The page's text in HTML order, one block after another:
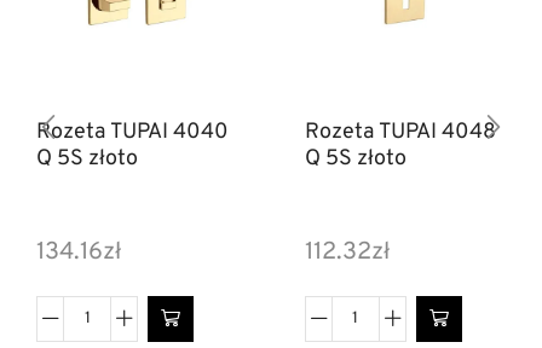
Rozeta TUPAI 4040
Q 5S złoto
134.16zł
Rozeta TUPAI 4048
Q 5S złoto
112.32zł